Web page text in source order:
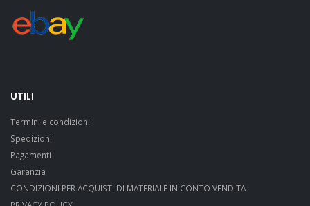
UTILI
Termini e condizioni
Spedizioni
Pagamenti
Garanzia
CONDIZIONI PER ACQUISTI DI MATERIALE IN CONTO VENDITA